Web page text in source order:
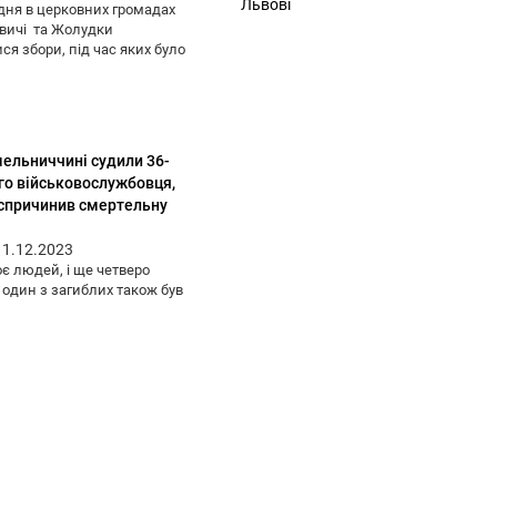
в церковних громадах
та Жолудки
збори, під час яких було
судили 36-
військовослужбовця,
смертельну
людей, і ще четверо
з загиблих також був
Львові